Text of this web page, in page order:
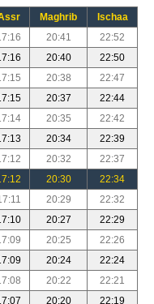
Maghrib
Ischaa
20:41
22:52
20:40
22:50
20:38
22:47
20:37
22:44
20:35
22:42
20:34
22:39
20:32
22:37
20:30
22:34
20:29
22:32
20:27
22:29
20:25
22:26
20:24
22:24
20:22
22:21
20:20 22:19